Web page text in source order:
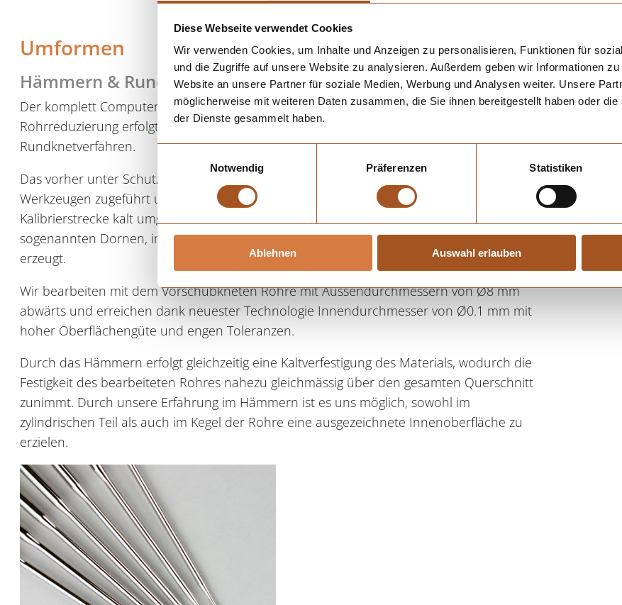
Diese Webseite verwendet Cookies
Wir verwenden Cookies, um Inhalte und Anzeigen zu personalisieren, Funktionen für
und die Zugriffe auf unsere Website zu analysieren. Außerdem geben wir Informationen
Website an unsere Partner für soziale Medien, Werbung und Analysen weiter. Unsere
möglicherweise mit weiteren Daten zusammen, die Sie ihnen bereitgestellt haben oder
der Dienste gesammelt haben.
Notwendig
Präferenzen Statistiken
Ablehnen Auswahl erlauben
Umformen
Hämmern & Rundkneten
Der komplett Computer- und SPS gesteuerte Prozess zur rotationssymmetrischen
Rohrreduzierung erfolgt durch Druckumformung mittels Hämmern im
Rundknetverfahren.
Das vorher unter Schutzgas weichgeglühte, kalte Werkstück, wird axial den oszillierenden
Werkzeugen zugeführt und zunächst im Einlaufkonus und anschliessend in der
Kalibrierstrecke kalt umgeformt. Die Verwendung von speziellen Innenwerkzeugen,
sogenannten Dornen, im Hämmerprozess werden präzise und glatte Innenoberflächen
erzeugt.
Wir bearbeiten mit dem Vorschubkneten Rohre mit Aussendurchmessern von Ø8 mm
abwärts und erreichen dank neuester Technologie Innendurchmesser von Ø0.1 mm mit
hoher Oberflächengüte und engen Toleranzen.
Durch das Hämmern erfolgt gleichzeitig eine Kaltverfestigung des Materials, wodurch die
Festigkeit des bearbeiteten Rohres nahezu gleichmässig über den gesamten Querschnitt
zunimmt. Durch unsere Erfahrung im Hämmern ist es uns möglich, sowohl im
zylindrischen Teil als auch im Kegel der Rohre eine ausgezeichnete Innenoberfläche zu
erzielen.